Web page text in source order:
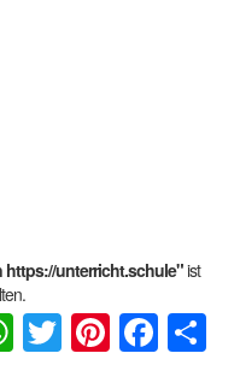
unterricht.schule"ist
WhatsApp
Twitter